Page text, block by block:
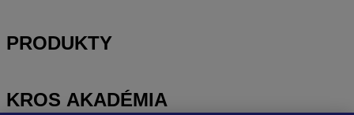
PRODUKTY
KROS AKADÉMIA